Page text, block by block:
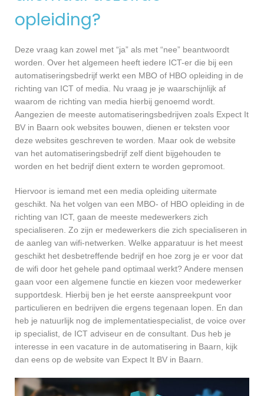
opleiding?
Deze vraag kan zowel met “ja” als met “nee” beantwoordt
worden. Over het algemeen heeft iedere ICT-er die bij een
automatiseringsbedrijf werkt een MBO of HBO opleiding in de
richting van ICT of media. Nu vraag je je waarschijnlijk af
waarom de richting van media hierbij genoemd wordt.
Aangezien de meeste automatiseringsbedrijven zoals Expect It
BV in Baarn ook websites bouwen, dienen er teksten voor
deze websites geschreven te worden. Maar ook de website
van het automatiseringsbedrijf zelf dient bijgehouden te
worden en het bedrijf dient extern te worden gepromoot.
Hiervoor is iemand met een media opleiding uitermate
geschikt. Na het volgen van een MBO- of HBO opleiding in de
richting van ICT, gaan de meeste medewerkers zich
specialiseren. Zo zijn er medewerkers die zich specialiseren in
de aanleg van wifi-netwerken. Welke apparatuur is het meest
geschikt het desbetreffende bedrijf en hoe zorg je er voor dat
de wifi door het gehele pand optimaal werkt? Andere mensen
gaan voor een algemene functie en kiezen voor medewerker
supportdesk. Hierbij ben je het eerste aanspreekpunt voor
particulieren en bedrijven die ergens tegenaan lopen. En dan
heb je natuurlijk nog de implementatiespecialist, de voice over
ip specialist, de ICT adviseur en de consultant. Dus heb je
interesse in een vacature in de automatisering in Baarn, kijk
dan eens op de website van Expect It BV in Baarn.